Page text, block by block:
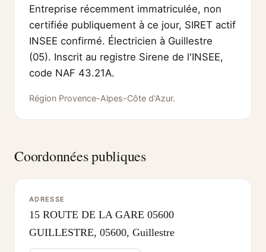
Entreprise récemment immatriculée, non
certifiée publiquement à ce jour, SIRET actif
INSEE confirmé. Électricien à Guillestre
(05). Inscrit au registre Sirene de l'INSEE,
code NAF 43.21A.
Région Provence-Alpes-Côte d'Azur.
Coordonnées publiques
ADRESSE
15 ROUTE DE LA GARE 05600
GUILLESTRE, 05600, Guillestre